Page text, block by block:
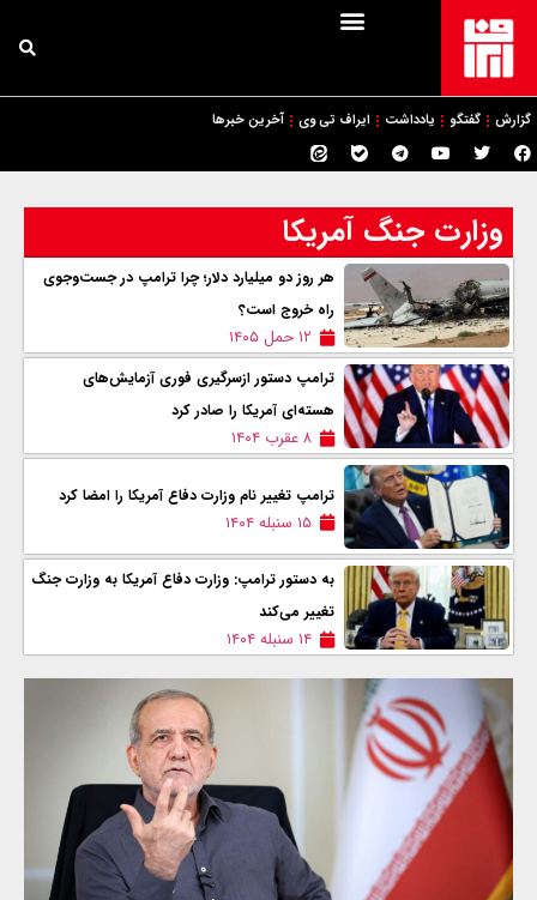
گزارش گفتگو یادداشت ایراف تی وی آخرین خبرها
وزارت جنگ آمریکا
هر روز دو میلیارد دلار؛ چرا ترامپ در جست‌وجوی
راه خروج است؟
۱۲ حمل ۱۴۰۵
ترامپ دستور ازسرگیری فوری آزمایش‌های
هسته‌ای آمریکا را صادر کرد
۸ عقرب ۱۴۰۴
ترامپ تغییر نام وزارت دفاع آمریکا را امضا کرد
۱۵ سنبله ۱۴۰۴
به دستور ترامپ: وزارت دفاع آمریکا به وزارت جنگ
تغییر می‌کند
۱۴ سنبله ۱۴۰۴